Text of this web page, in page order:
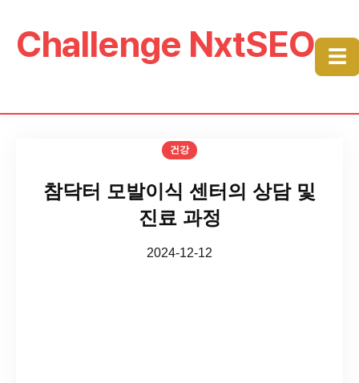
Challenge NxtSEO ☰
건강
참닥터 모발이식 센터의 상담 및
진료 과정
2024-12-12